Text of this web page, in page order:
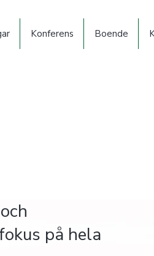
Konferens Boende
på hela